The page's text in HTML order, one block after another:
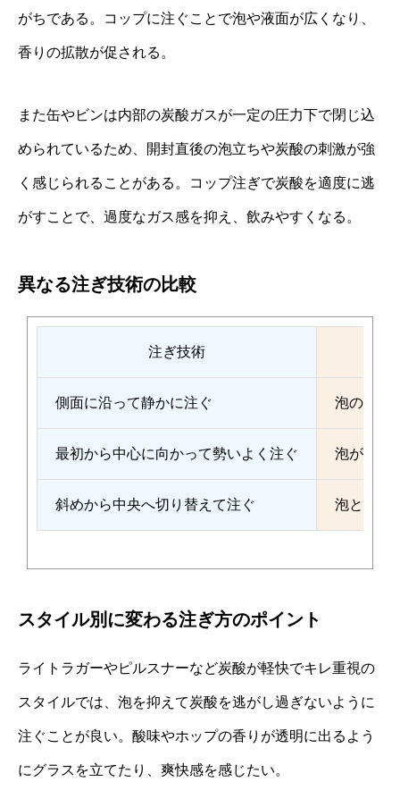
がちである。コップに注ぐことで泡や液面が広くなり、
香りの拡散が促される。
また缶やビンは内部の炭酸ガスが一定の圧力下で閉じ込
められているため、開封直後の泡立ちや炭酸の刺激が強
く感じられることがある。コップ注ぎで炭酸を適度に逃
がすことで、過度なガス感を抑え、飲みやすくなる。
異なる注ぎ技術の比較
注ぎ技術
側面に沿って静かに注ぐ 泡の発生
最初から中心に向かって勢いよく注ぐ 泡が一気
斜めから中央へ切り替えて注ぐ 泡と液の
スタイル別に変わる注ぎ方のポイント
ライトラガーやピルスナーなど炭酸が軽快でキレ重視の
スタイルでは、泡を抑えて炭酸を逃がし過ぎないように
注ぐことが良い。酸味やホップの香りが透明に出るよう
にグラスを立てたり、爽快感を感じたい。